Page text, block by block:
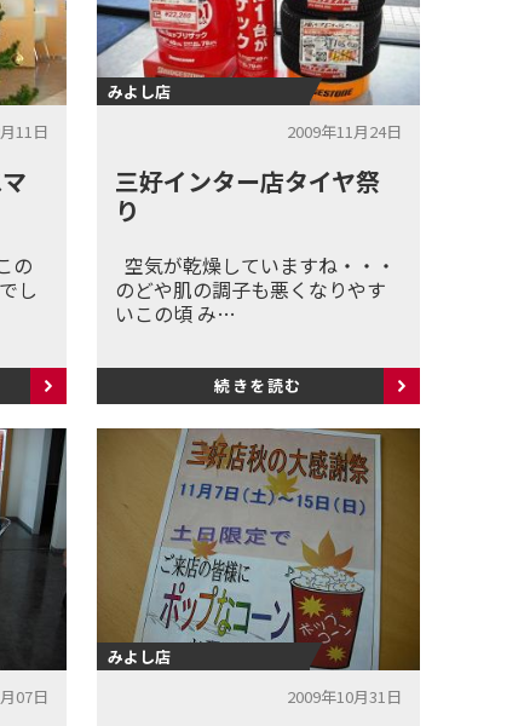
11日
の
し
みよし店
2009年11月24日
三好インター店タイヤ祭
り
空気が乾燥していますね・・・
のどや肌の調子も悪くなりやす
いこの頃 み…
続きを読む
07日
みよし店
2009年10月31日